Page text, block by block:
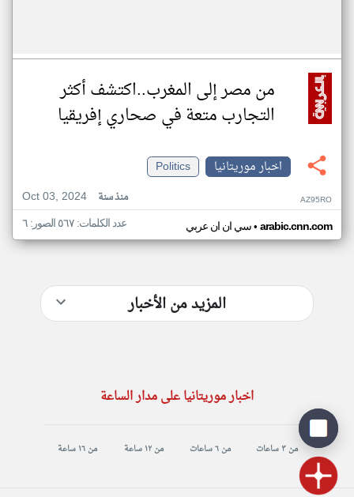
من مصر إلى المغرب..اكتشف أكثر
التجارب متعة في صحاري إفريقيا
اخبار موريتانيا
Politics
Oct 03, 2024
منذ سنة AZ95RO
سي ان ان عربي• arabic.cnn.com عدد الكلمات: ٥٦٧ الصور: ٦
المزيد من الأخبار
اخبار موريتانيا على مدار الساعة
من ٣ ساعات من ٦ ساعات من ١٢ ساعة من ١٦ ساعة